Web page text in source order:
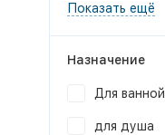
Показать ещё
Назначение
Для ванной
для душа